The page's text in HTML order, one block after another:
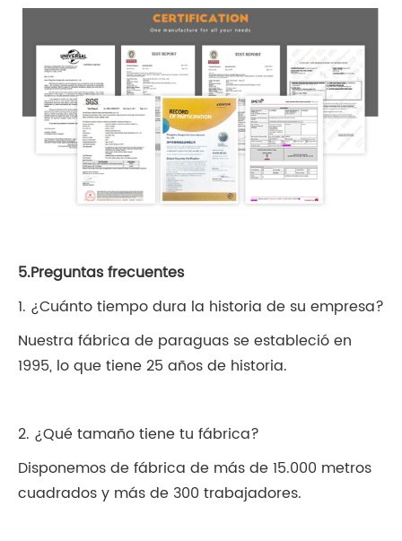
5.Preguntas frecuentes
1. ¿Cuánto tiempo dura la historia de su empresa?
Nuestra fábrica de paraguas se estableció en
1995, lo que tiene 25 años de historia.
2. ¿Qué tamaño tiene tu fábrica?
Disponemos de fábrica de más de 15.000 metros
cuadrados y más de 300 trabajadores.